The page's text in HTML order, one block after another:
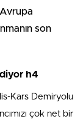
Avrupa
son
h4
Kars Demiryolu
çok net bir